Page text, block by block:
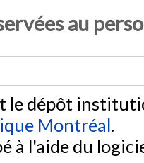
au
le dépôt
Montréal.
à l'aide du